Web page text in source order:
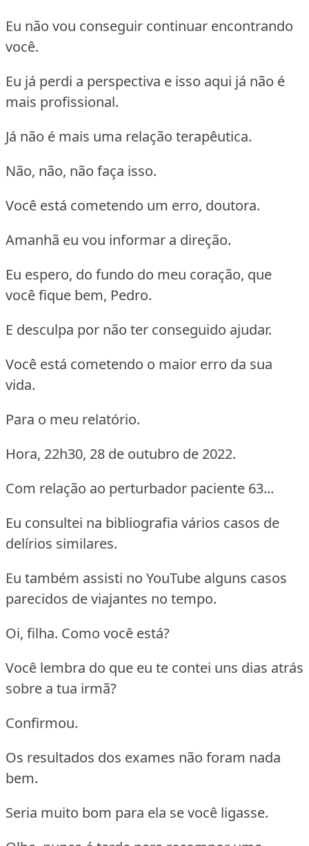
Eu não vou conseguir continuar encontrando
você.
Eu já perdi a perspectiva e isso aqui já não é
mais profissional.
Já não é mais uma relação terapêutica.
Não, não, não faça isso.
Você está cometendo um erro, doutora.
Amanhã eu vou informar a direção.
Eu espero, do fundo do meu coração, que
você fique bem, Pedro.
E desculpa por não ter conseguido ajudar.
Você está cometendo o maior erro da sua
vida.
Para o meu relatório.
Hora, 22h30, 28 de outubro de 2022.
Com relação ao perturbador paciente 63...
Eu consultei na bibliografia vários casos de
delírios similares.
Eu também assisti no YouTube alguns casos
parecidos de viajantes no tempo.
Oi, filha. Como você está?
Você lembra do que eu te contei uns dias atrás
sobre a tua irmã?
Confirmou.
Os resultados dos exames não foram nada
bem.
Seria muito bom para ela se você ligasse.